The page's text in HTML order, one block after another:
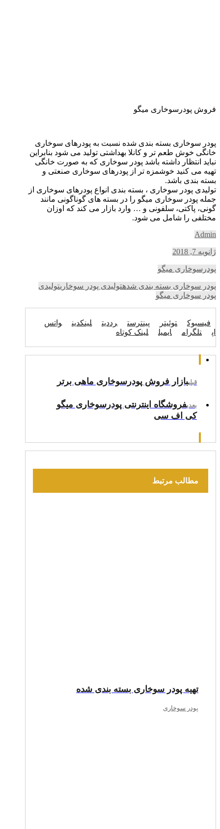
فروش پودرسوخاری میگو
پودر سوخاری بسته بندی شده نسبت به پودرهای سوخاری
خانگی خوش طعم تر و کانلا بهداشتی تولید می شود بنابراین
نباید انتظار داشته باشد پودر سوخاری که به صورت خانگی
تهیه می کنید خوشمزه تر از پودرهای سوخاری صنعتی و
بسته بندی باشد.
تولیدی پودر سوخاری ، بسته بندی انواع پودرهای سوخاری از
جمله پودر سوخاری میگو را در بسته های گوناگونی مانند
گونی، پاکتی، سلفونی و … وارد بازار می کند که اوزان
مختلفی را شامل می شود.
Admin
ژانویه 7, 2018
پودرسوخاری میگو
پودر سوخاری بسته بندی شدهتولیدی پودر سوخاریتولیدی
پودر سوخاری میگو
فیسبوک توئیتر پینترست رددیت لینکدین
واتس
اپ
تلگرام ایمیل لینک کوتاه
قبلیبازار فروش پودرسوخاری ماهی برتر
بعدیفروشگاه اینترنتی پودرسوخاری میگو
کی اف سی
مطالب مرتبط
تهیه پودر سوخاری بسته بندی شده
پودر سوخاری